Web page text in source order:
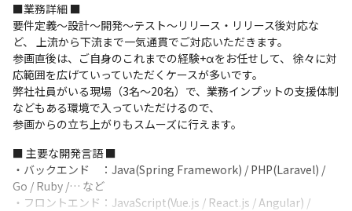
■業務詳細 ■
要件定義～設計～開発～テスト～リリース・リリース後対応な
ど、 上流から下流まで一気通貫でご対応いただきます。
参画直後は、ご自身のこれまでの経験+αをお任せして、 徐々に対
応範囲を広げていっていただくケースが多いです。
弊社社員がいる現場（3名～20名）で、業務インプットの支援体制
などもある環境で入っていただけるので、
参画からの立ち上がりもスムーズに行えます。
■ 主要な開発言語 ■
・バックエンド　：Java(Spring Framework) / PHP(Laravel) /
Go / Ruby /… など
・フロントエンド：JavaScript(Vue.js / React.js / Angular) /